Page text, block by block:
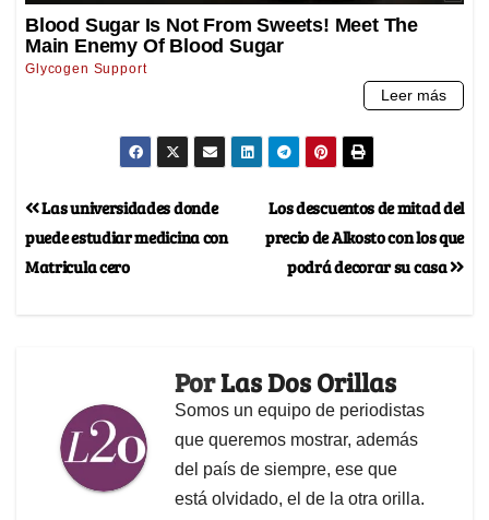
Los descuentos de mitad del
precio de Alkosto con los que
podrá decorar su casa
Las universidades donde
puede estudiar medicina con
Matricula cero
PorLas Dos Orillas
Somos un equipo de periodistas
que queremos mostrar, además
del país de siempre, ese que
está olvidado, el de la otra orilla.